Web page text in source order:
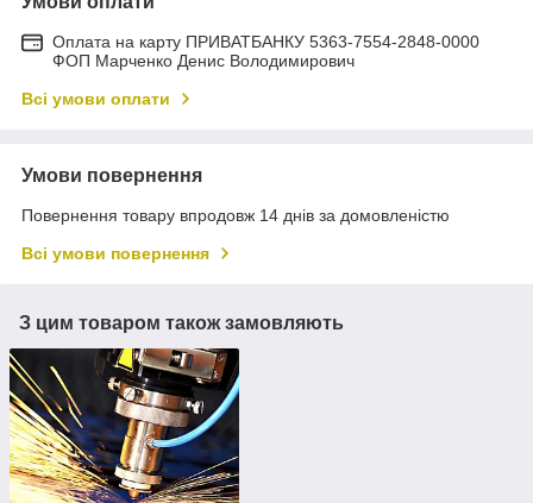
Оплата на карту ПРИВАТБАНКУ 5363-7554-2848-0000
ФОП Марченко Денис Володимирович
Всі умови оплати
Умови повернення
Повернення товару впродовж 14 днів за домовленістю
Всі умови повернення
З цим товаром також замовляють